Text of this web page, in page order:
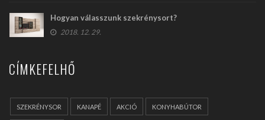
Hogyan válasszunk szekrénysort?
2018. 12. 29.
CÍMKEFELHŐ
SZEKRÉNYSOR KANAPÉ AKCIÓ KONYHABÚTOR